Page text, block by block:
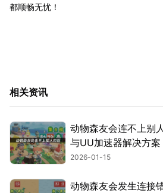
都顺畅无忧！
相关资讯
动物森友会连不上别
与UU加速器解决方案
2026-01-15
动物森友会发生连接